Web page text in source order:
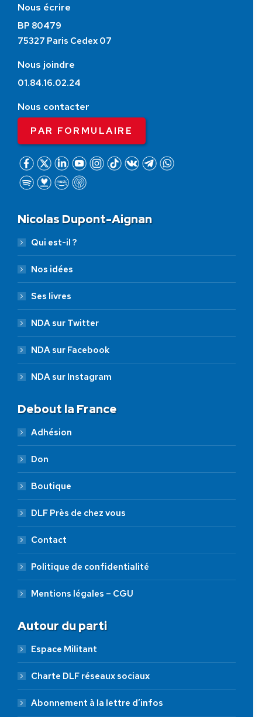
Nous écrire
BP 80479
75327 Paris Cedex 07
Nous joindre
01.84.16.02.24
Nous contacter
PAR FORMULAIRE
Nicolas Dupont-Aignan
Qui est-il ?
Nos idées
Ses livres
NDA sur Twitter
NDA sur Facebook
NDA sur Instagram
Debout la France
Adhésion
Don
Boutique
DLF Près de chez vous
Contact
Politique de confidentialité
Mentions légales – CGU
Autour du parti
Espace Militant
Charte DLF réseaux sociaux
Abonnement à la lettre d’infos